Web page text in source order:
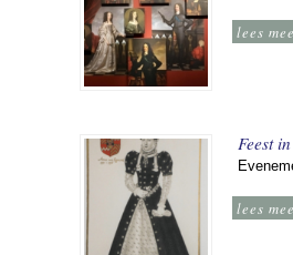
lees
Feest
lees